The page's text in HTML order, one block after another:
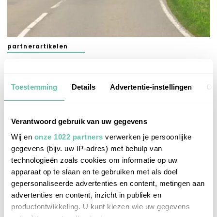
Toestemming Details Advertentie-instellingen
Verantwoord gebruik van uw gegevens
Wij en onze 1022 partners verwerken je persoonlijke
gegevens (bijv. uw IP-adres) met behulp van
technologieën zoals cookies om informatie op uw
apparaat op te slaan en te gebruiken met als doel
gepersonaliseerde advertenties en content, metingen aan
advertenties en content, inzicht in publiek en
productontwikkeling. U kunt kiezen wie uw gegevens
partnerartikelen
mooi Frankrijk in lage versnelling
31 MAART 2026